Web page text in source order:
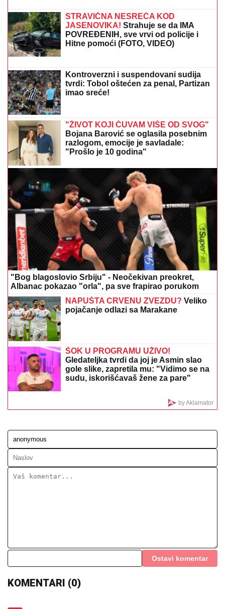
priznao da je vara na svakom koraku:
"Skoro svi na estradi imaju paralelne
veze"
"Godinu dana mu ćutim!" Jovana Jeremić je otkrila
zbog čega joj je prekipelo kad je reč o bivšem
vereniku Draganu Stankoviću
"ŽELIM BEBU"Jelena Gavrilović
progovorila o svadbi i renoviranju
kuće: "Išla sam roditeljima da kažem
da odustajem"
STRAVIČNA NESREĆA KOD
JASENOVIKA!Strahuje se da ima
TEŠKO POVREĐENIH, sve vrvi od
policije i Hitne pomoći (FOTO)
"TO MU JE MOJ POKLON ZA SVADBU"Jovana
Jeremić brutalno o Draganovoj veridbi, DETALJIMA
VENČANJA SA TIGROM, žestoko preti:"Nisam ušla u
ZEMLjOTRES U SRBIJI! Evo gde se
POVREĐENIH, sve vrvi od policije i